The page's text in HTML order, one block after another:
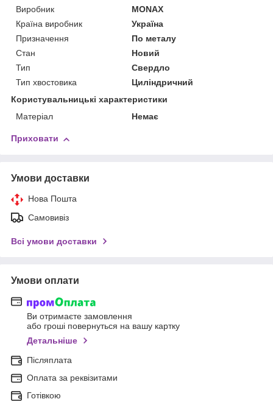
Виробник
MONAX
Країна виробник
Україна
Призначення
По металу
Стан
Новий
Тип
Свердло
Тип хвостовика
Циліндричний
Користувальницькі характеристики
Матеріал
Немає
Приховати
Умови доставки
Нова Пошта
Самовивіз
Всі умови доставки
Умови оплати
Ви отримаєте замовлення
або гроші повернуться на вашу картку
Детальніше
Післяплата
Оплата за реквізитами
Готівкою